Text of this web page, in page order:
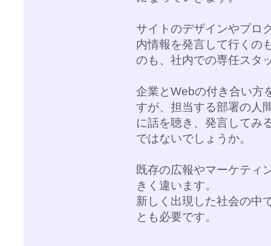
サイトのデザインやプロ
内情報を発言して行くの
のも、社内での専任スタ
企業とWebの付き合い方
すが、担当する部署の人
に話を聴き、発言してみ
ではないでしょうか。
既存の広報やマーケティ
きく違います。
新しく出現した社会の中
とも必要です。